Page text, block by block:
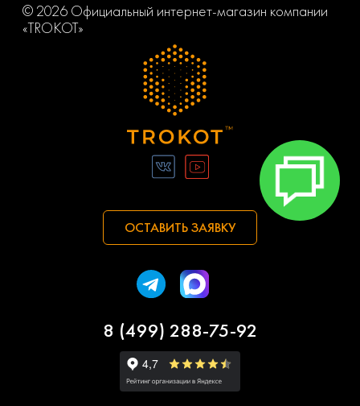
© 2026 Официальный интернет-магазин компании
«TROKOT»
ОСТАВИТЬ ЗАЯВКУ
8 (499) 288-75-92